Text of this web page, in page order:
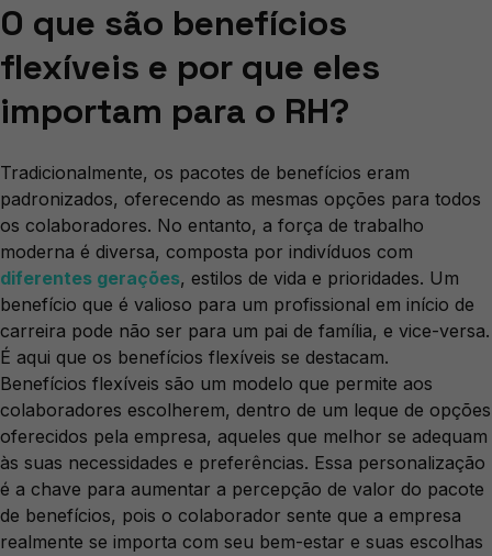
O que são benefícios
flexíveis e por que eles
importam para o RH?
Tradicionalmente, os pacotes de benefícios eram
padronizados, oferecendo as mesmas opções para todos
os colaboradores. No entanto, a força de trabalho
moderna é diversa, composta por indivíduos com
diferentes gerações, estilos de vida e prioridades. Um
benefício que é valioso para um profissional em início de
carreira pode não ser para um pai de família, e vice-versa.
É aqui que os benefícios flexíveis se destacam.
Benefícios flexíveis são um modelo que permite aos
colaboradores escolherem, dentro de um leque de opções
oferecidos pela empresa, aqueles que melhor se adequam
às suas necessidades e preferências. Essa personalização
é a chave para aumentar a percepção de valor do pacote
de benefícios, pois o colaborador sente que a empresa
realmente se importa com seu bem-estar e suas escolhas